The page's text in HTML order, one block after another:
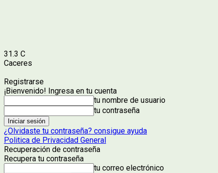
31.3 C
Caceres
Registrarse
¡Bienvenido! Ingresa en tu cuenta
tu nombre de usuario
tu contraseña
¿Olvidaste tu contraseña? consigue ayuda
Politica de Privacidad General
Recuperación de contraseña
Recupera tu contraseña
tu correo electrónico